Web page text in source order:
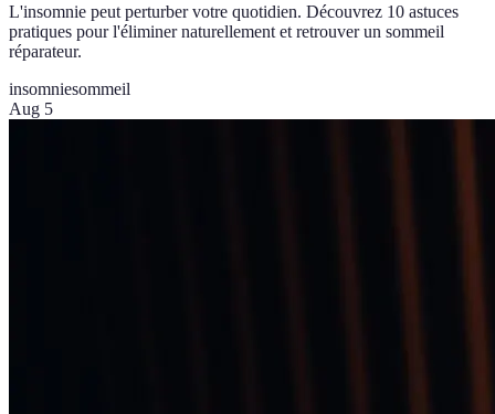
L'insomnie peut perturber votre quotidien. Découvrez 10 astuces
pratiques pour l'éliminer naturellement et retrouver un sommeil
réparateur.
insomniesommeil
Aug 5